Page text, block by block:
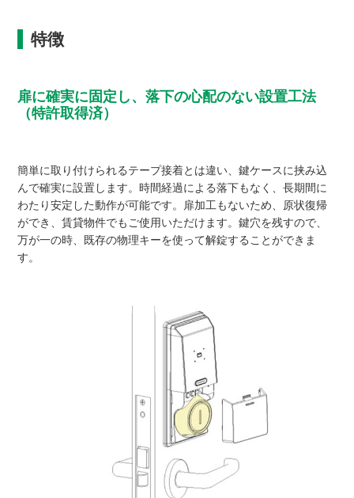
特徴
扉に確実に固定し、落下の心配のない設置工法
（特許取得済）
簡単に取り付けられるテープ接着とは違い、鍵ケースに挟み込
んで確実に設置します。時間経過による落下もなく、長期間に
わたり安定した動作が可能です。扉加工もないため、原状復帰
ができ、賃貸物件でもご使用いただけます。鍵穴を残すので、
万が一の時、既存の物理キーを使って解錠することができま
す。